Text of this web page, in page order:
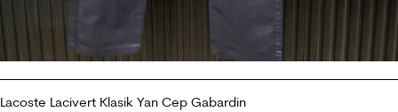
Lacoste Lacivert Klasik Yan Cep Gabardin